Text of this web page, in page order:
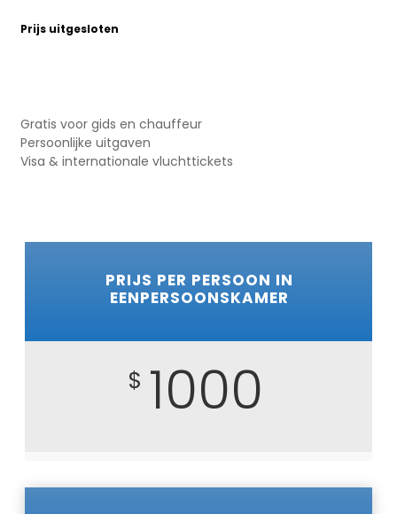
Prijs uitgesloten
Gratis voor gids en chauffeur
Persoonlijke uitgaven
Visa & internationale vluchttickets
PRIJS PER PERSOON IN
EENPERSOONSKAMER
$ 1000